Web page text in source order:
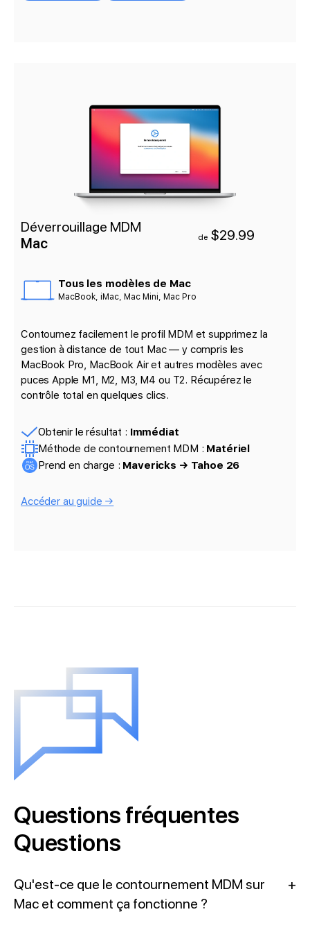
Déverrouillage MDM
Mac
de $29.99
Tous les modèles de Mac
MacBook, iMac, Mac Mini, Mac Pro
Contournez facilement le profil MDM et supprimez la
gestion à distance de tout Mac — y compris les
MacBook Pro, MacBook Air et autres modèles avec
puces Apple M1, M2, M3, M4 ou T2. Récupérez le
contrôle total en quelques clics.
Obtenir le résultat : Immédiat
Méthode de contournement MDM : Matériel
Prend en charge : Mavericks → Tahoe 26
Accéder au guide →
Questions fréquentes
Questions
Qu'est-ce que le contournement MDM sur
Mac et comment ça fonctionne ?
+